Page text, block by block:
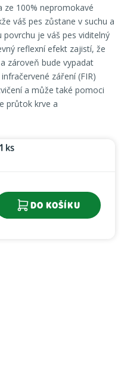
ze 100% nepromokavé
váš pes zůstane v suchu a
je váš pes viditelný
reflexní efekt zajistí, že
zároveň bude vypadat
záření (FIR)
a může také pomoci
průtok krve a
1 ks
DO KOŠÍKU